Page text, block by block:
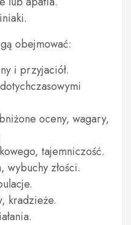
obejmować:
i przyjaciół.
oceny, wagary,
tajemniczość.
wybuchy złości.
kradzieże.